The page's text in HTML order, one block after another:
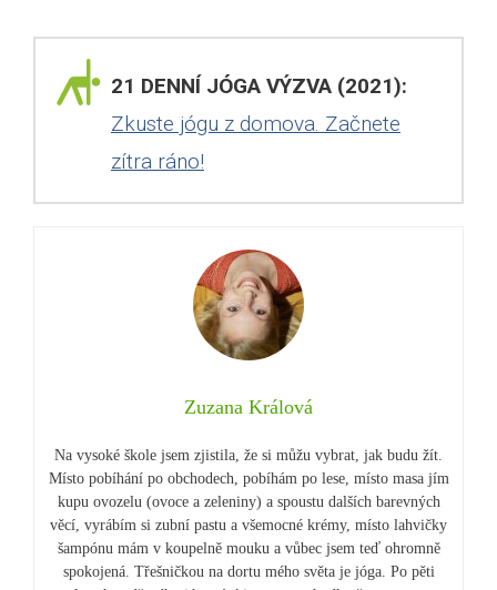
21 DENNÍ JÓGA VÝZVA (2021):
Zkuste jógu z domova. Začnete
zítra ráno!
Zuzana Králová
Na vysoké škole jsem zjistila, že si můžu vybrat, jak budu žít.
Místo pobíhání po obchodech, pobíhám po lese, místo masa jím
kupu ovozelu (ovoce a zeleniny) a spoustu dalších barevných
věcí, vyrábím si zubní pastu a všemocné krémy, místo lahvičky
šampónu mám v koupelně mouku a vůbec jsem teď ohromně
spokojená. Třešničkou na dortu mého světa je jóga. Po pěti